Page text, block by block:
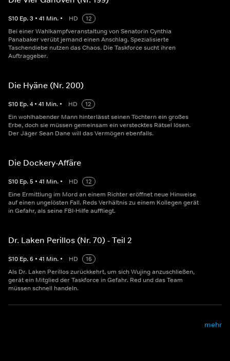
S10 Ep.3 • 41 Min. • HD
12
Bei einer Wahlkampfveranstaltung von Senatorin Cynthia
Panabaker verübt jemand einen Anschlag. Spezialisierte
Taschendiebe nutzen das Chaos. Die Taskforce sucht ihren
Auftraggeber.
Die Hyäne (Nr. 200)
S10 Ep.4 • 41 Min. • HD
12
Ein wohlhabender Mann hinterlässt seinen Töchtern ein großes
Erbe, doch sie müssen gemeinsam ein verstecktes Rätsel lösen.
Der Jäger Sean Dane will das Vermögen ebenfalls.
Die Dockery-Affäre
S10 Ep.5 • 41 Min. • HD
12
Eine Ermittlung im Mord an einem Richter eröffnet neue Hinweise
auf einen ungelösten Fall. Reds Verhältnis zu einem Kollegen gerät
in Gefahr, als seine FBI-Hilfe auffliegt.
Dr. Laken Perillos (Nr. 70) - Teil 2
S10 Ep.6 • 41 Min. • HD
16
Als Dr. Laken Perillos zurückkehrt, um sich Wujing anzuschließen,
gerät ein Mitglied der Taskforce in Gefahr. Red und das Team
müssen schnell handeln.
mehr